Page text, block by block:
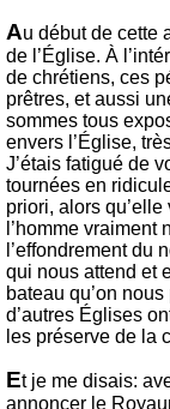
Au début de cette
de l’Église. À
de chrétiens, ces
prêtres, et aussi
sommes tous
envers l’Église,
J’étais fatigué de
tournées en
priori, alors
l’homme
l’effondrement du
qui nous attend et
bateau qu’on
d’autres Églises
les préserve de la
Et je me disais:
annoncer le